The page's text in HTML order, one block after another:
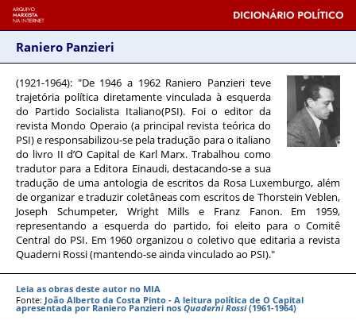
Raniero Panzieri
(1921-1964): "De 1946 a 1962 Raniero Panzieri teve
trajetória política diretamente vinculada à esquerda
do Partido Socialista Italiano(PSI). Foi o editor da
revista Mondo Operaio (a principal revista teórica do
PSI) e responsabilizou-se pela tradução para o italiano
do livro II d’O Capital de Karl Marx. Trabalhou como
tradutor para a Editora Einaudi, destacando-se a sua
tradução de uma antologia de escritos da Rosa Luxemburgo, além
de organizar e traduzir coletâneas com escritos de Thorstein Veblen,
Joseph Schumpeter, Wright Mills e Franz Fanon. Em 1959,
representando a esquerda do partido, foi eleito para o Comitê
Central do PSI. Em 1960 organizou o coletivo que editaria a revista
Quaderni Rossi (mantendo-se ainda vinculado ao PSI)."
Leia as obras deste autor no MIA
Fonte: João Alberto da Costa Pinto - A leitura política de O Capital
apresentada por Raniero Panzieri nos Quaderni Rossi(1961-1964)